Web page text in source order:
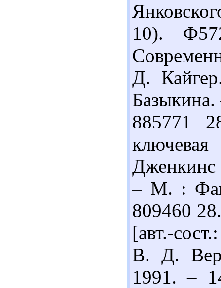
10).
Д.
885771
Дженкинс
– М. :
809460
[авт.-
В. Д.
1991. –